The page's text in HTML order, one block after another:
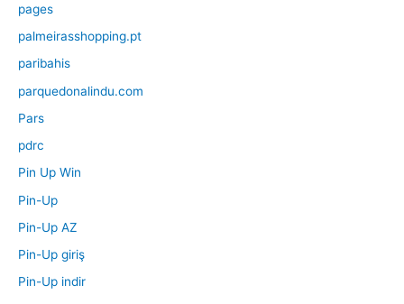
pages
palmeirasshopping.pt
paribahis
parquedonalindu.com
Pars
pdrc
Pin Up Win
Pin-Up
Pin-Up AZ
Pin-Up giriş
Pin-Up indir